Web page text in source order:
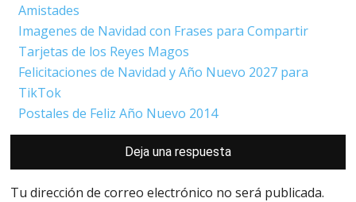
Amistades
Imagenes de Navidad con Frases para Compartir
Tarjetas de los Reyes Magos
Felicitaciones de Navidad y Año Nuevo 2027 para
TikTok
Postales de Feliz Año Nuevo 2014
los
lectores
Deja una respuesta
Tu dirección de correo electrónico no será publicada.